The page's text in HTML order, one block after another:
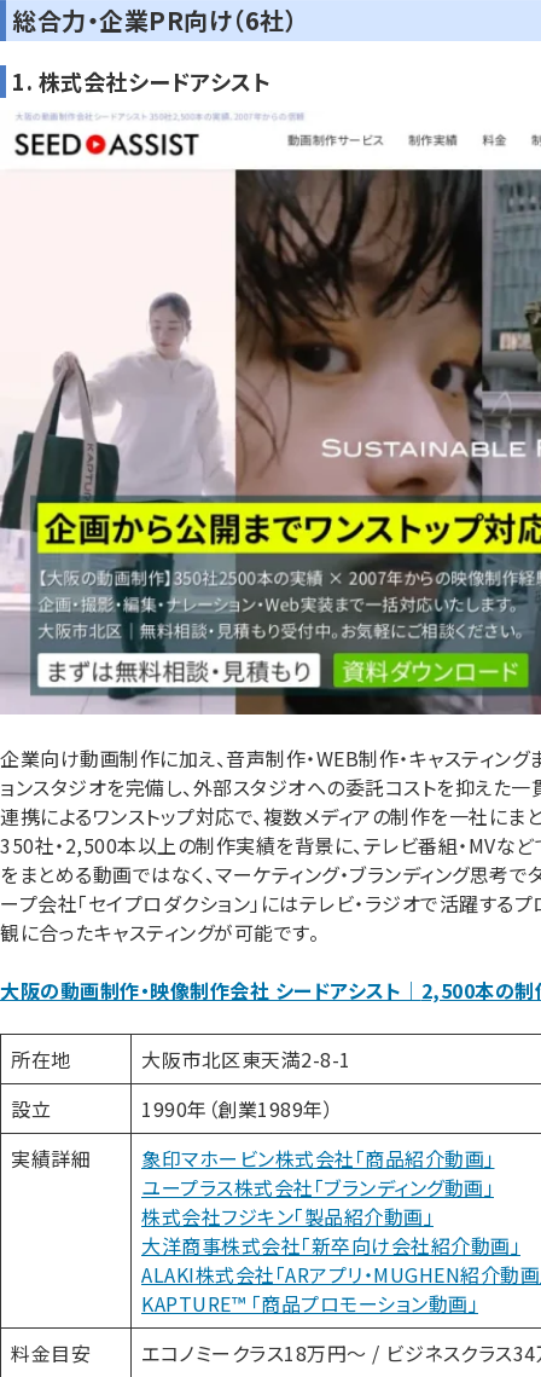
総合力・企業PR向け（6社）
1. 株式会社シードアシスト
企業向け動画制作に加え、音声制作・WEB制作・キャスティン
ョンスタジオを完備し、外部スタジオへの委託コストを抑えた
連携によるワンストップ対応で、複数メディアの制作を一社にま
350社・2,500本以上の制作実績を背景に、テレビ番組・MVな
をまとめる動画ではなく、マーケティング・ブランディング思考
ープ会社「セイプロダクション」にはテレビ・ラジオで活躍す
観に合ったキャスティングが可能です。
大阪の動画制作・映像制作会社 シードアシスト ｜ 2,500本の制
所在地
大阪市北区東天満2-8-1
設立
1990年（創業1989年）
実績詳細
象印マホービン株式会社「商品紹介動画」
ユープラス株式会社「ブランディング動画」
株式会社フジキン「製品紹介動画」
大洋商事株式会社「新卒向け会社紹介動画」
ALAKI株式会社「ARアプリ・MUGHEN紹介動画
KAPTURE™ 「商品プロモーション動画」
料金目安
エコノミークラス18万円〜 / ビジネスクラス